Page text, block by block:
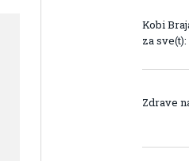
Kobi
za
Zdrave